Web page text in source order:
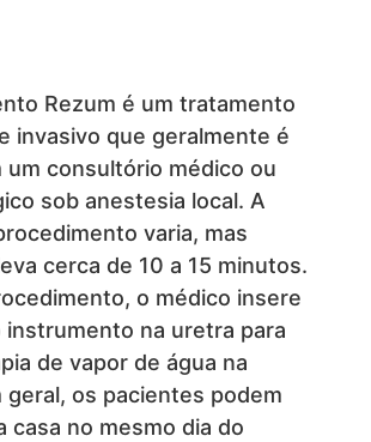
Rezum é um tratamento
invasivo que geralmente é
um consultório médico ou
sob anestesia local. A
varia, mas
cerca de 10 a 15 minutos.
o médico insere
instrumento na uretra para
de vapor de água na
geral, os pacientes podem
casa no mesmo dia do